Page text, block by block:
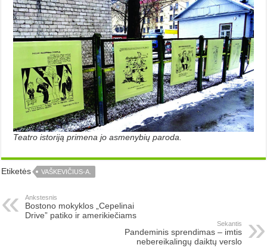
Teatro istoriją primena jo asmenybių paroda.
Etiketės VAŠKEVIČIUS-A.
Ankstesnis
Bostono mokyklos „Cepelinai
Drive” patiko ir amerikiečiams
Sekantis
Pandeminis sprendimas – imtis
nebereikalingų daiktų verslo